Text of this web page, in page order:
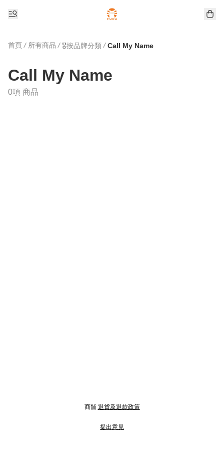
首頁 / 所有商品 / 🎖️按品牌分類 / Call My Name
Call My Name
0項 商品
商舖 退貨及退款政策
提出意見